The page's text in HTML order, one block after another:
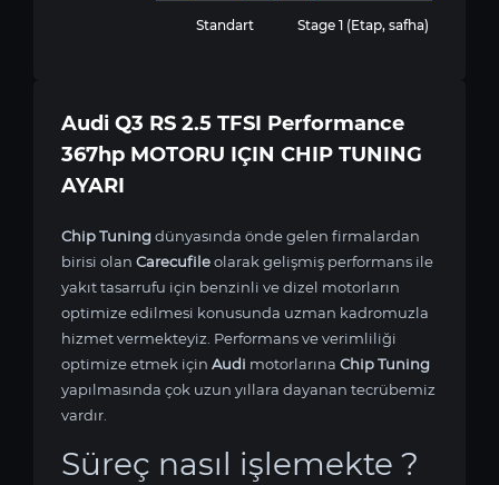
Standart Stage 1 (Etap, safha)
Audi Q3 RS 2.5 TFSI Performance
367hp MOTORU IÇIN CHIP TUNING
AYARI
Chip Tuningdünyasında önde gelen firmalardan
birisi olan Carecufileolarak gelişmiş performans ile
yakıt tasarrufu için benzinli ve dizel motorların
optimize edilmesi konusunda uzman kadromuzla
hizmet vermekteyiz. Performans ve verimliliği
optimize etmek için Audi motorlarına Chip Tuning
yapılmasında çok uzun yıllara dayanan tecrübemiz
vardır.
Süreç nasıl işlemekte ?